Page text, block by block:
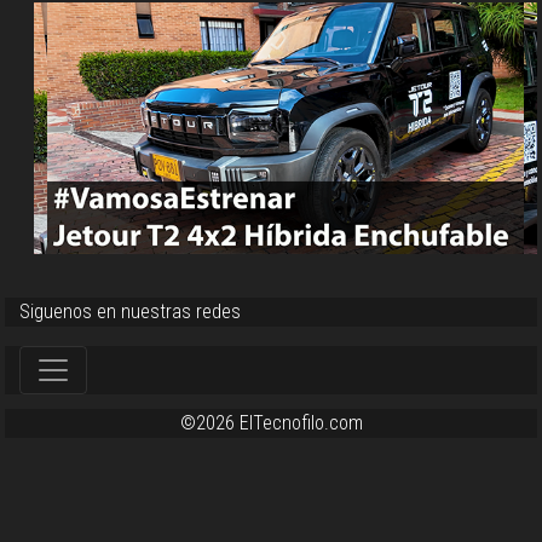
Siguenos en nuestras redes
©2026 ElTecnofilo.com